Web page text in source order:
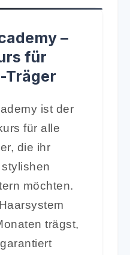
–
für
Träger
ist der
für alle
die ihr
möchten.
trägst,